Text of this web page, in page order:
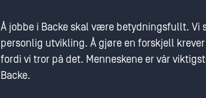
Å jobbe i Backe skal være betydningsfullt.
personlig utvikling. Å gjøre en forskjell
fordi vi tror på det. Menneskene er vår
Backe.